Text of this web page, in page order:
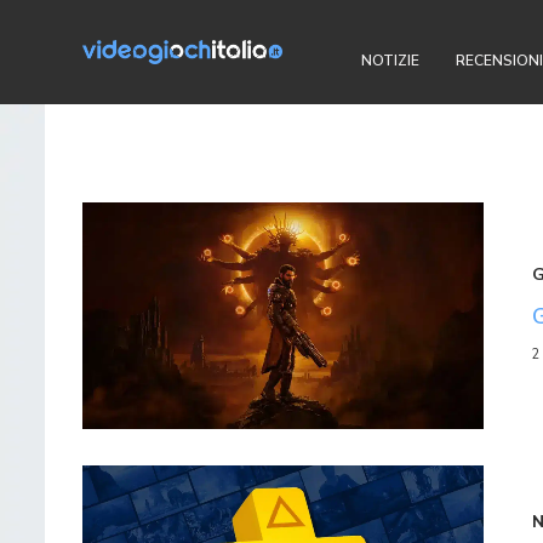
NOTIZIE RECENSIONI